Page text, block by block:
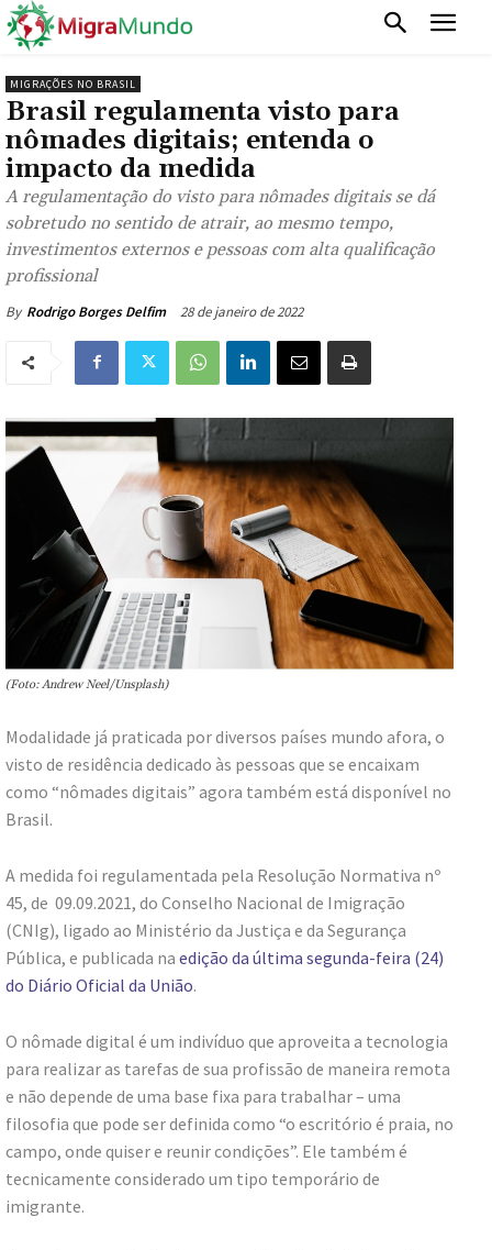
MIGRAÇÕES NO BRASIL
Brasil regulamenta visto para
nômades digitais; entenda o
impacto da medida
A regulamentação do visto para nômades digitais se dá
sobretudo no sentido de atrair, ao mesmo tempo,
investimentos externos e pessoas com alta qualificação
profissional
By Rodrigo Borges Delfim 28 de janeiro de 2022
(Foto: Andrew Neel/Unsplash)
Modalidade já praticada por diversos países mundo afora, o
visto de residência dedicado às pessoas que se encaixam
como “nômades digitais” agora também está disponível no
Brasil.
A medida foi regulamentada pela Resolução Normativa nº
45, de 09.09.2021, do Conselho Nacional de Imigração
(CNIg), ligado ao Ministério da Justiça e da Segurança
Pública, e publicada na edição da última segunda-feira (24)
do Diário Oficial da União.
O nômade digital é um indivíduo que aproveita a tecnologia
para realizar as tarefas de sua profissão de maneira remota
e não depende de uma base fixa para trabalhar – uma
filosofia que pode ser definida como “o escritório é praia, no
campo, onde quiser e reunir condições”. Ele também é
tecnicamente considerado um tipo temporário de
imigrante.